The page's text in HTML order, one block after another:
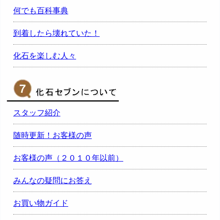
何でも百科事典
到着したら壊れていた！
化石を楽しむ人々
スタッフ紹介
随時更新！お客様の声
お客様の声（２０１０年以前）
みんなの疑問にお答え
お買い物ガイド